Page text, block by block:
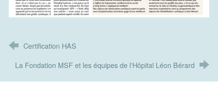
Certification HAS
La Fondation MSF et les équipes de l'Hôpital Léon Bérard